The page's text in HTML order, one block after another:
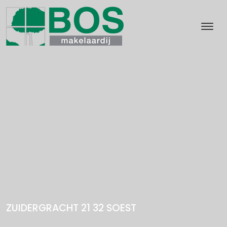
ZUIDERGRACHT 21 32 SOEST